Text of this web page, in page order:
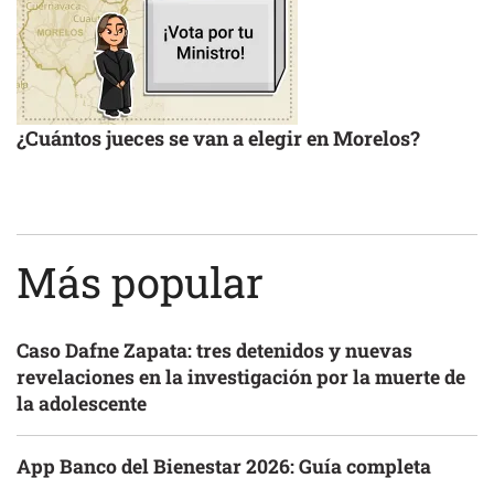
¿Cuántos jueces se van a elegir en Morelos?
Más popular
Caso Dafne Zapata: tres detenidos y nuevas
revelaciones en la investigación por la muerte de
la adolescente
App Banco del Bienestar 2026: Guía completa